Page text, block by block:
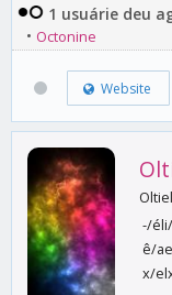
1 usuárie deu
• Octonine
Website
Oltiel
-/
ê/
x/